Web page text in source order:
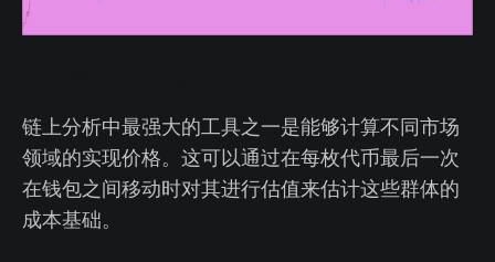
链上分析中最强大的工具之一是能够计算不同市场
领域的实现价格。这可以通过在每枚代币最后一次
在钱包之间移动时对其进行估值来估计这些群体的
成本基础。